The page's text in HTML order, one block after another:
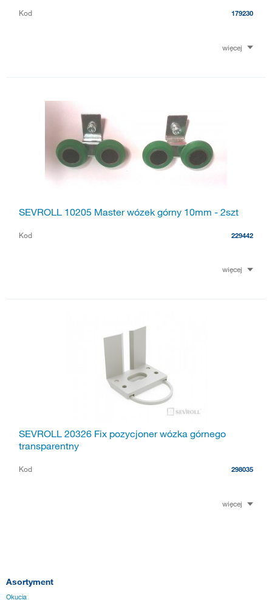
Kod 179230
więcej
SEVROLL 10205 Master wózek górny 10mm - 2szt
Kod 229442
więcej
SEVROLL 20326 Fix pozycjoner wózka górnego
transparentny
Kod 298035
więcej
Asortyment
Okucia